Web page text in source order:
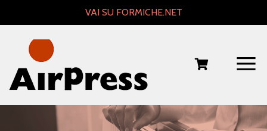
VAI SU FORMICHE.NET